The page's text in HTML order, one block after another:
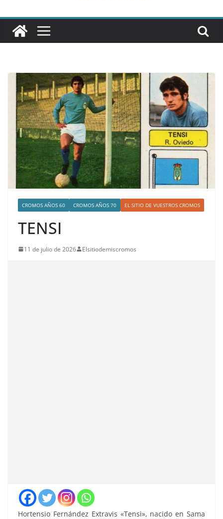
CROMOS AÑOS 60 CROMOS AÑOS 70 EL SITIO DE VUESTROS CROMOS
TENSI
11 de julio de 2026 Elsitiodemiscromos
Hortensio Fernández Extravis «Tensi», nacido en Sama